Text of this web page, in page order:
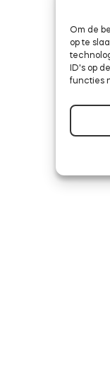
Om de
op te
ID's op
functies